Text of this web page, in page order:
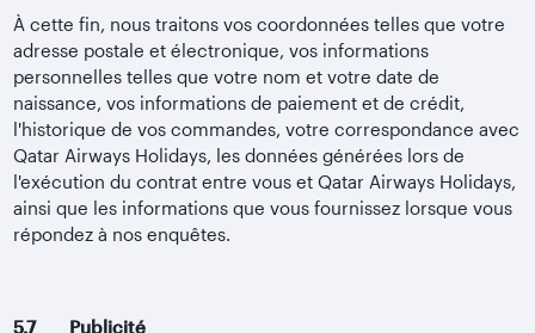
À cette fin, nous traitons vos coordonnées telles que votre
adresse postale et électronique, vos informations
personnelles telles que votre nom et votre date de
naissance, vos informations de paiement et de crédit,
l'historique de vos commandes, votre correspondance avec
Qatar Airways Holidays, les données générées lors de
l'exécution du contrat entre vous et Qatar Airways Holidays,
ainsi que les informations que vous fournissez lorsque vous
répondez à nos enquêtes.
5.7 Publicité